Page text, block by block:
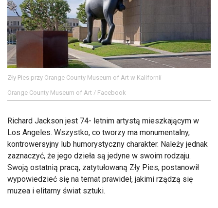
Zły Pies przy Orange County Museum of Art w Kalifornii
Orange County Museum of Art / Facebook
Richard Jackson jest 74- letnim artystą mieszkającym w
Los Angeles. Wszystko, co tworzy ma monumentalny,
kontrowersyjny lub humorystyczny charakter. Należy jednak
zaznaczyć, że jego dzieła są jedyne w swoim rodzaju.
Swoją ostatnią pracą, zatytułowaną Zły Pies, postanowił
wypowiedzieć się na temat prawideł, jakimi rządzą się
muzea i elitarny świat sztuki.